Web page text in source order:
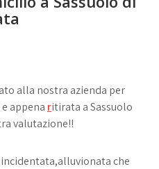
alla nostra azienda per
appena ritirata a Sassuolo
valutazione!!
che